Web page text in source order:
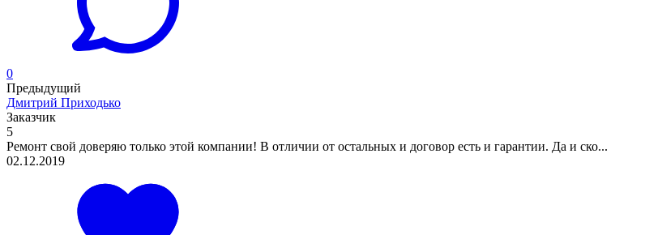
0
Предыдущий
Дмитрий Приходько
Заказчик
5
Ремонт свой доверяю только этой компании! В отличии от остальных и договор есть и гарантии. Да и ско...
02.12.2019